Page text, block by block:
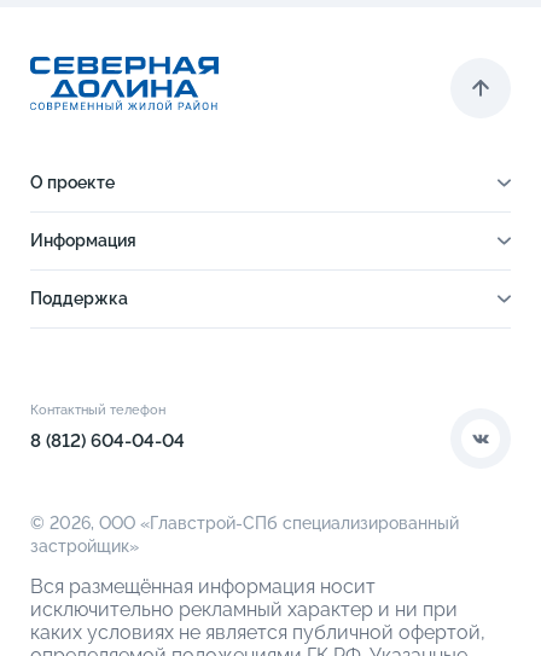
О проекте
Инфраструктура
Благоустройство
Информация
Поддержка
О компании
Контактный телефон
8 (812) 604-04-04
© 2026, ООО «Главстрой-СПб специализированный
застройщик»
Вся размещённая информация носит
исключительно рекламный характер и ни при
каких условиях не является публичной офертой,